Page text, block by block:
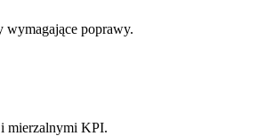
wymagające poprawy.
mierzalnymi KPI.